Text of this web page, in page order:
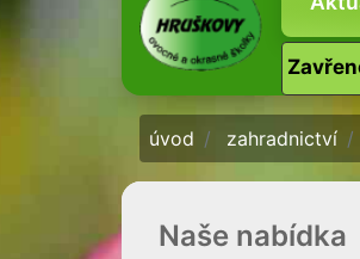
úvod zahradnictví
Naše nabídka